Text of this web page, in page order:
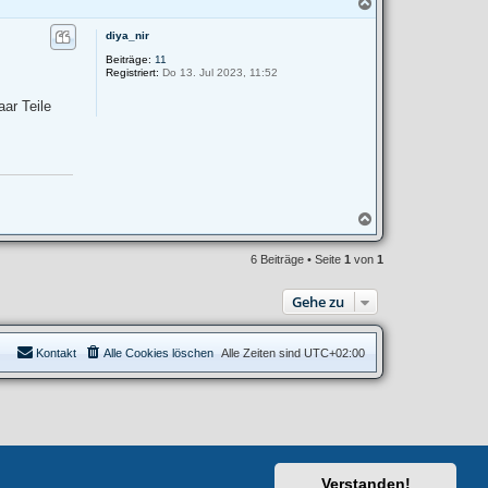
Verstanden!
a
diya_nir
Beiträge: 11
Registriert: Do 13. Jul 2023, 11:52
Teile
a
c
h
b
e
n
6 Beiträge • Seite 1 von 1
Gehe zu
Alle Zeiten sind UTC+02:00
Alle Cookies löschen
Kontakt